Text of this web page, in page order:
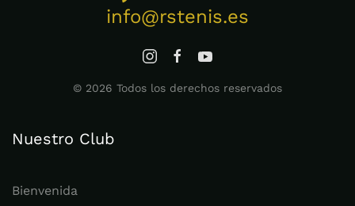
info@rstenis.es
© 2026 Todos los derechos reservados
Nuestro Club
Bienvenida